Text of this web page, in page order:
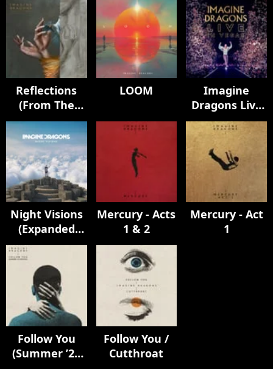
Reflections
(From The
Vault Of
Smoke +
Mirrors)
LOOM
Imagine
Dragons Live
in Vegas
Night Visions
(Expanded
Edition / Super
Deluxe)
Mercury - Acts
1 & 2
Mercury - Act
1
Follow You
(Summer ’21
Follow You /
Cutthroat